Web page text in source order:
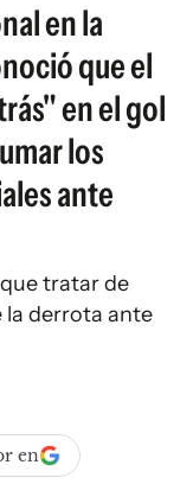
en la
que el
en el gol
los
ante
tratar de
la derrota ante
en